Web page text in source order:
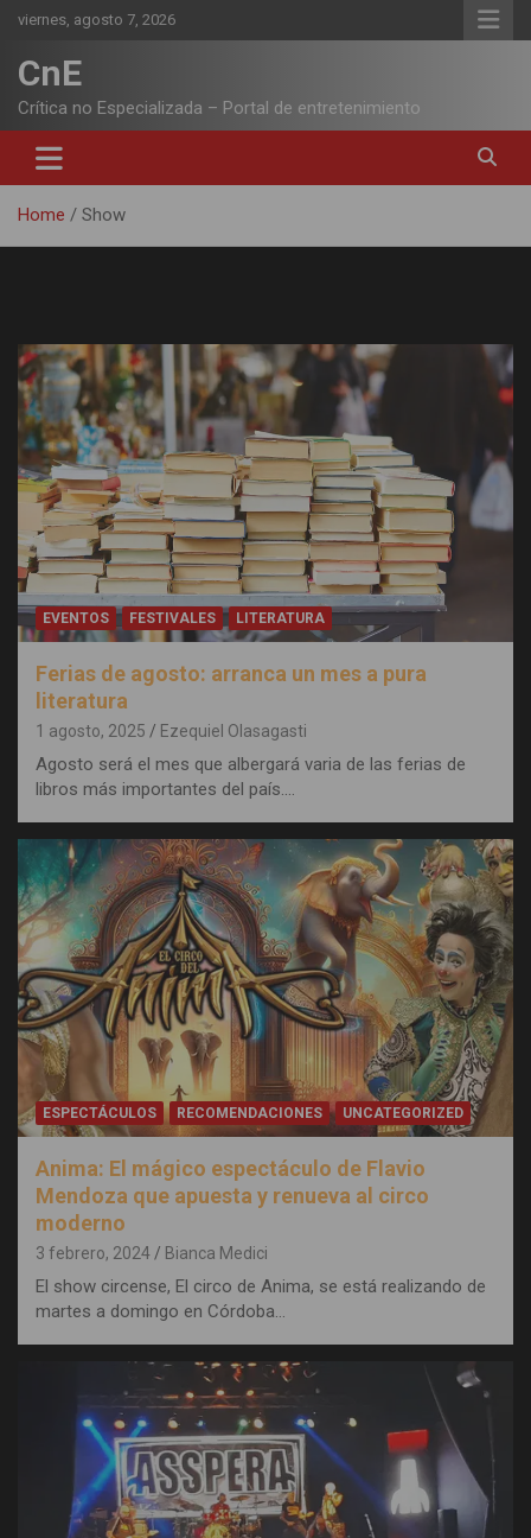
Skip
content
viernes, agosto 7, 2026
CnE
Crítica no Especializada – Portal de entretenimiento
Home Show
EVENTOS FESTIVALES LITERATURA
Ferias de agosto: arranca un mes a pura
literatura
1 agosto, 2025 Ezequiel Olasagasti
Agosto será el mes que albergará varia de las ferias de
libros más importantes del país.…
ESPECTÁCULOS RECOMENDACIONES UNCATEGORIZED
Anima: El mágico espectáculo de Flavio
Mendoza que apuesta y renueva al circo
moderno
3 febrero, 2024 Bianca Medici
El show circense, El circo de Anima, se está realizando de
martes a domingo en Córdoba…